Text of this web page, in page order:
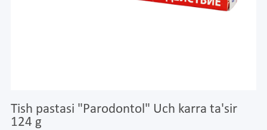
Tish pastasi "Parodontol" Uch karra ta'sir
124 g